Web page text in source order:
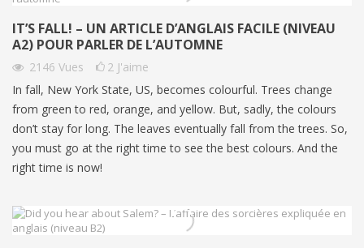
IT’S FALL! – UN ARTICLE D’ANGLAIS FACILE (NIVEAU
A2) POUR PARLER DE L’AUTOMNE
2146 Vues 2 J'aime
In fall, New York State, US, becomes colourful. Trees change
from green to red, orange, and yellow. But, sadly, the colours
don’t stay for long. The leaves eventually fall from the trees. So,
you must go at the right time to see the best colours. And the
right time is now!